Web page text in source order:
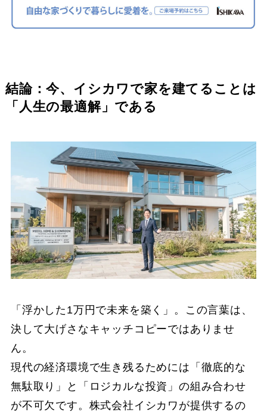
結論：今、イシカワで家を建てることは
「人生の最適解」である
「浮かした1万円で未来を築く」。この言葉は、
決して大げさなキャッチコピーではありませ
ん。
現代の経済環境で生き残るためには「徹底的な
無駄取り」と「ロジカルな投資」の組み合わせ
が不可欠です。株式会社イシカワが提供するの